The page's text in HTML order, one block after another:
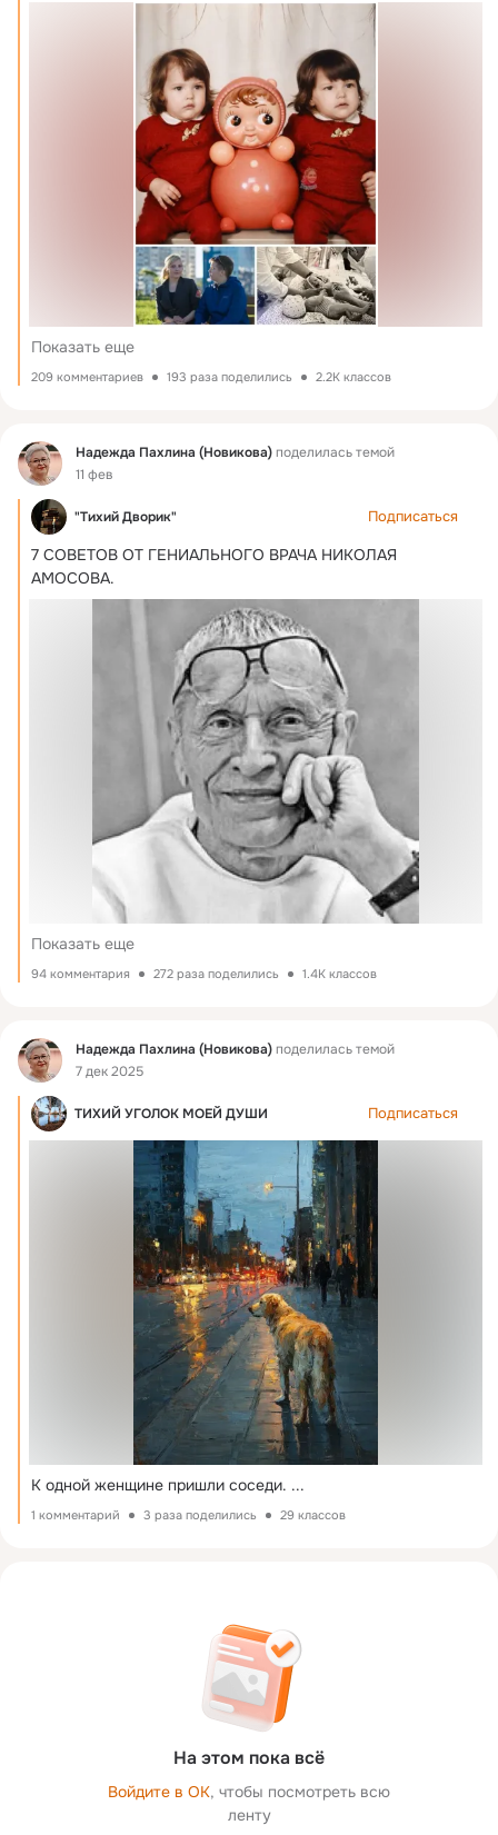
Показать еще
209 комментариев 193 раза поделились 2.2K классов
Фид Надежда Пахлина (Новикова)поделилась темой
11 фев
"Тихий Дворик" Подписаться
7 СОВЕТОВ ОТ ГЕНИАЛЬНОГО ВРАЧА НИКОЛАЯ
АМОСОВА.
Показать еще
94 комментария 272 раза поделились 1.4K классов
Фид Надежда Пахлина (Новикова)поделилась темой
7 дек 2025
ТИХИЙ УГОЛОК МОЕЙ ДУШИ Подписаться
К одной женщине пришли соседи. ...
1 комментарий 3 раза поделились 29 классов
На этом пока всё
Войдите в ОК, чтобы посмотреть всю
ленту